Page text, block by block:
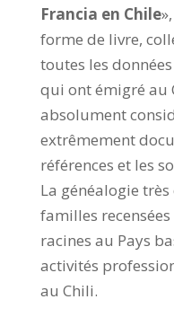
Francia en Chile
forme de livre,
toutes les
qui ont émigré au
absolument
extrêmement
références et les
La généalogie
familles
racines au Pays
activités
au Chili.